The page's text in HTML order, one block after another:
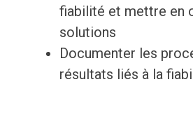
fiabilité et mettre en
solutions
Documenter les
résultats liés à la